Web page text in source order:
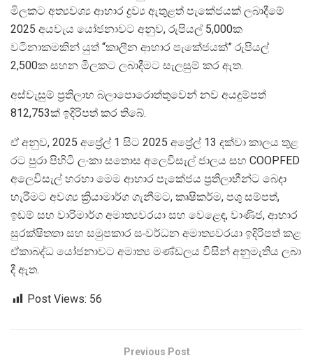
මිලකට අත්‍යවශ්‍ය ආහාර ද්‍රව්‍ය ඇතුළත් පැකේජයක් ලබාදීමේ
2025 අයවැය යෝජනාවට අනුව, රුපියල් 5,000ක
වටිනාකමකින් යුත් “කාලීන ආහාර පැකේජයක්” රුපියල්
2,500ක සහන මිලකට ලබාදීමට සැලසුම් කර ඇත.
අස්වැසුම් ප්‍රතිලාභ බලාපොරොත්තුවෙන් නව අයදුම්පත්
812,753ක් ඉදිරිපත් කර තිබේ.
ඒ අනුව, 2025 අප්‍රේල් 1 සිට 2025 අප්‍රේල් 13 දක්වා කාලය තුළ
රට පුරා පිහිටි ලංකා සතොස අලෙවිසැල් ජාලය සහ COOPFED
අලෙවිසැල් හරහා මෙම ආහාර පැකේජය ප්‍රතිලාභීන්ට බෙදා
හැරීමට අවශ්‍ය ක්‍රියාමාර්ග ගැනීමට, කෘෂිකර්ම, පශු සම්පත්,
ඉඩම් සහ වාරිමාර්ග අමාත්‍යවරයා සහ වෙළෙඳ, වාණිජ, ආහාර
සුරක්ෂිතතා සහ සමුපකාර සංවර්ධන අමාත්‍යවරයා ඉදිරිපත් කළ
ඒකාබද්ධ යෝජනාවට අමාත්‍ය මණ්ඩලය විසින් අනුමැතිය ලබා
දී ඇත.
Post Views: 56
Previous Post